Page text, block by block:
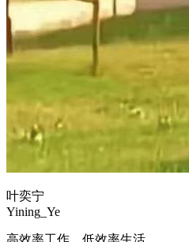
叶奕宁
Yining_Ye
高效率工作，低效率生活